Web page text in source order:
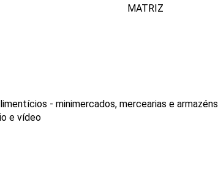
MATRIZ
- minimercados, mercearias e armazéns
e vídeo